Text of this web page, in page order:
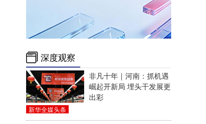
深度观察
非凡十年｜河南：抓机遇
崛起开新局 埋头干发展更
出彩
新华全媒头条